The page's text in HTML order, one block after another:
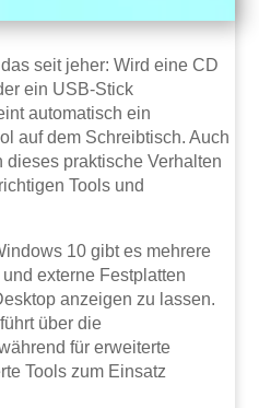
seit jeher: Wird eine CD
ein USB-Stick
automatisch ein
auf dem Schreibtisch. Auch
dieses praktische Verhalten
Tools und
10 gibt es mehrere
externe Festplatten
anzeigen zu lassen.
über die
für erweiterte
Tools zum Einsatz